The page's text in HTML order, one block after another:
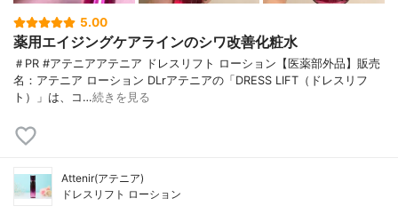
5.00
薬用エイジングケアラインのシワ改善化粧水
＃PR #アテニアアテニア ドレスリフト ローション【医薬部外品】販売
名：アテニア ローション DLrアテニアの「DRESS LIFT（ドレスリフ
ト）」は、コ…続きを見る
Attenir(アテニア)
ドレスリフト ローション